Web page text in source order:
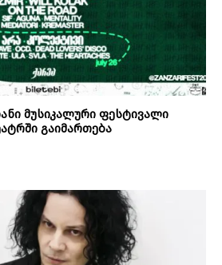
მუსიკალური ფესტივალი
გაიმართება